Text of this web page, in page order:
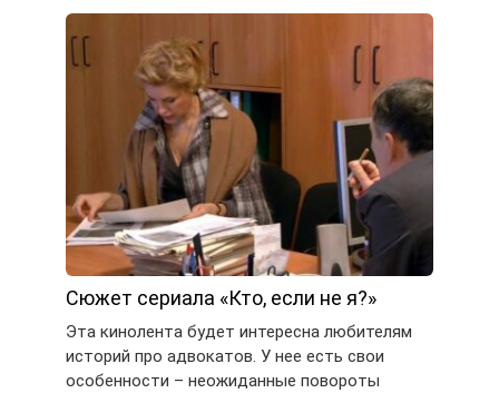
Сюжет сериала «Кто, если не я?»
Эта кинолента будет интересна любителям
историй про адвокатов. У нее есть свои
особенности – неожиданные повороты